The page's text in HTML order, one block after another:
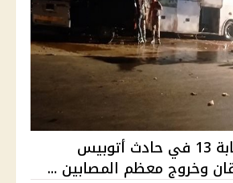
وفاة طفل وإصابة 13 في حادث أتوبيس
وخروج معظم المصابين ...